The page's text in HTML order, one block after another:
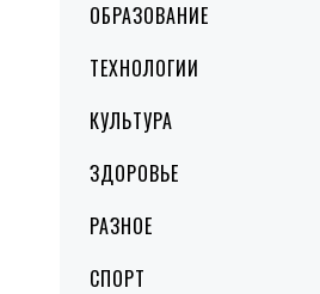
ОБРАЗОВАНИЕ
ТЕХНОЛОГИИ
КУЛЬТУРА
ЗДОРОВЬЕ
РАЗНОЕ
СПОРТ